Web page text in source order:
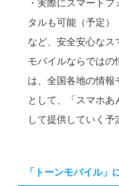
タルも可能（予定）
など、安全安心な
モバイルならでは
は、全国各地の情
として、「スマホ
して提供していく予
「トーンモバイル」